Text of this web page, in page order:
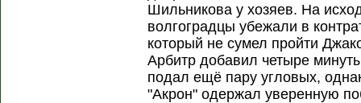
Шильникова у хозяев. На
волгоградцы убежали в
который не сумел пройти
Арбитр добавил четыре
подал ещё пару угловых,
"Акрон" одержал уверенную